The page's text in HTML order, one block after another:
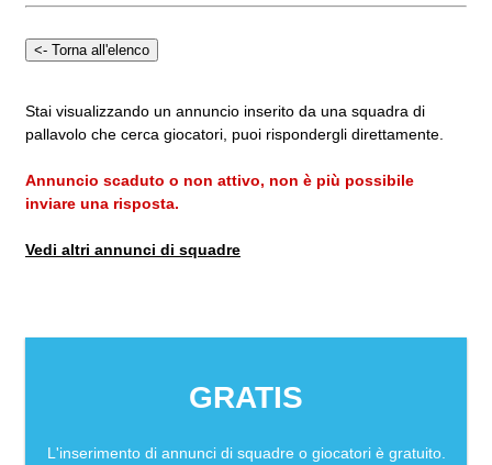
Stai visualizzando un annuncio inserito da una squadra di
pallavolo che cerca giocatori, puoi rispondergli direttamente.
Annuncio scaduto o non attivo, non è più possibile
inviare una risposta.
Vedi altri annunci di squadre
GRATIS
L'inserimento di annunci di squadre o giocatori è gratuito.